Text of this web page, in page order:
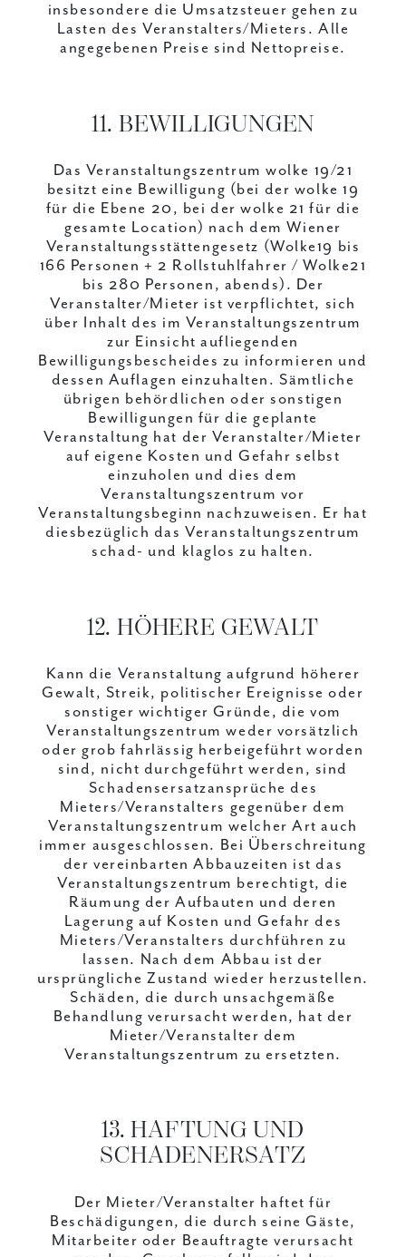
insbesondere die Umsatzsteuer gehen zu
Lasten des Veranstalters/Mieters. Alle
angegebenen Preise sind Nettopreise.
11. BEWILLIGUNGEN
Das Veranstaltungszentrum wolke 19/21
besitzt eine Bewilligung (bei der wolke 19
für die Ebene 20, bei der wolke 21 für die
gesamte Location) nach dem Wiener
Veranstaltungsstättengesetz (Wolke19 bis
166 Personen + 2 Rollstuhlfahrer / Wolke21
bis 280 Personen, abends). Der
Veranstalter/Mieter ist verpflichtet, sich
über Inhalt des im Veranstaltungszentrum
zur Einsicht aufliegenden
Bewilligungsbescheides zu informieren und
dessen Auflagen einzuhalten. Sämtliche
übrigen behördlichen oder sonstigen
Bewilligungen für die geplante
Veranstaltung hat der Veranstalter/Mieter
auf eigene Kosten und Gefahr selbst
einzuholen und dies dem
Veranstaltungszentrum vor
Veranstaltungsbeginn nachzuweisen. Er hat
diesbezüglich das Veranstaltungszentrum
schad- und klaglos zu halten.
12. HÖHERE GEWALT
Kann die Veranstaltung aufgrund höherer
Gewalt, Streik, politischer Ereignisse oder
sonstiger wichtiger Gründe, die vom
Veranstaltungszentrum weder vorsätzlich
oder grob fahrlässig herbeigeführt worden
sind, nicht durchgeführt werden, sind
Schadensersatzansprüche des
Mieters/Veranstalters gegenüber dem
Veranstaltungszentrum welcher Art auch
immer ausgeschlossen. Bei Überschreitung
der vereinbarten Abbauzeiten ist das
Veranstaltungszentrum berechtigt, die
Räumung der Aufbauten und deren
Lagerung auf Kosten und Gefahr des
Mieters/Veranstalters durchführen zu
lassen. Nach dem Abbau ist der
ursprüngliche Zustand wieder herzustellen.
Schäden, die durch unsachgemäße
Behandlung verursacht werden, hat der
Mieter/Veranstalter dem
Veranstaltungszentrum zu ersetzten.
13. HAFTUNG UND
SCHADENERSATZ
Der Mieter/Veranstalter haftet für
Beschädigungen, die durch seine Gäste,
Mitarbeiter oder Beauftragte verursacht